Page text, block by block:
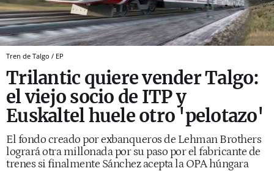
Tren de Talgo / EP
Trilantic quiere vender Talgo:
el viejo socio de ITP y
Euskaltel huele otro 'pelotazo'
El fondo creado por exbanqueros de Lehman Brothers
logrará otra millonada por su paso por el fabricante de
trenes si finalmente Sánchez acepta la OPA húngara